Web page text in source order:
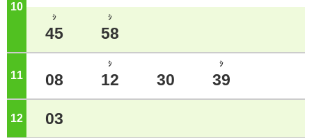
10 ジ
ｼ
45
ｼ
58
11 08
ｼ
12 30
ｼ
39
12 03